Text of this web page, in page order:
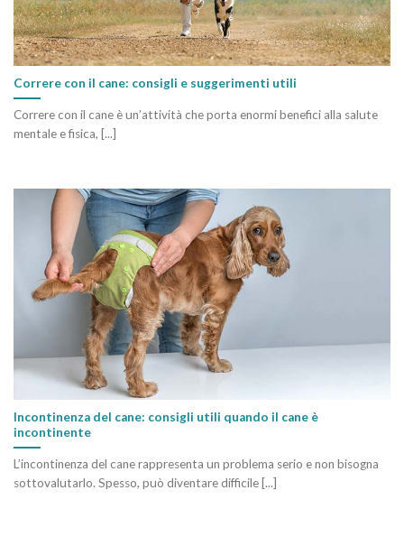
Correre con il cane: consigli e suggerimenti utili
Correre con il cane è un’attività che porta enormi benefici alla salute
mentale e fisica, [...]
Incontinenza del cane: consigli utili quando il cane è
incontinente
L’incontinenza del cane rappresenta un problema serio e non bisogna
sottovalutarlo. Spesso, può diventare difficile [...]